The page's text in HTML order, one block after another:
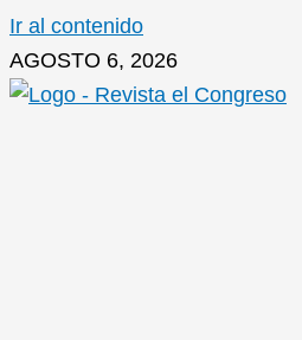
Ir al contenido
AGOSTO 6, 2026